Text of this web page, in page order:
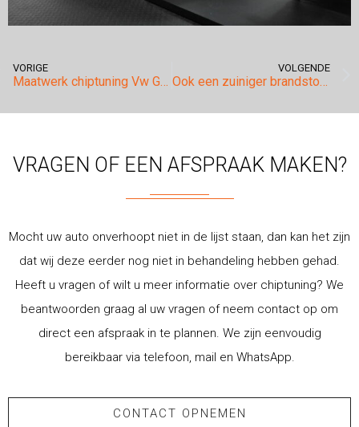
VORIGE
Maatwerk chiptuning Vw Golf 7 GTI Performance.
VOLGENDE
Ook een zuiniger brandstofverbruik voor Brabant Parket in Drunen!
VRAGEN OF EEN AFSPRAAK MAKEN?
Mocht uw auto onverhoopt niet in de lijst staan, dan kan het zijn
dat wij deze eerder nog niet in behandeling hebben gehad.
Heeft u vragen of wilt u meer informatie over chiptuning? We
beantwoorden graag al uw vragen of neem contact op om
direct een afspraak in te plannen. We zijn eenvoudig
bereikbaar via telefoon, mail en WhatsApp.
CONTACT OPNEMEN